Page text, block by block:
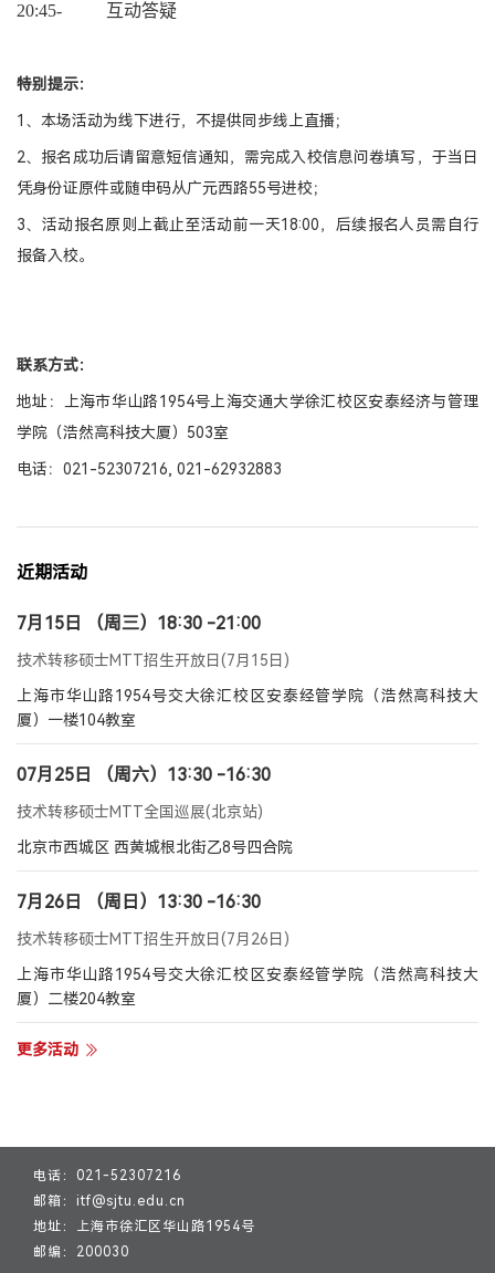
20:45- 互动答疑
特别提示：
1、本场活动为线下进行，不提供同步线上直播；
2、报名成功后请留意短信通知，需完成入校信息问卷填写，于当日
凭身份证原件或随申码从广元西路55号进校；
3、活动报名原则上截止至活动前一天18:00，后续报名人员需自行
报备入校。
联系方式：
地址：上海市华山路1954号上海交通大学徐汇校区安泰经济与管理
学院（浩然高科技大厦）503室
电话：021-52307216, 021-62932883
近期活动
7月15日 （周三）18:30 -21:00
技术转移硕士MTT招生开放日(7月15日)
上海市华山路1954号交大徐汇校区安泰经管学院（浩然高科技大
厦）一楼104教室
07月25日 （周六）13:30 -16:30
技术转移硕士MTT全国巡展(北京站)
北京市西城区 西黄城根北街乙8号四合院
7月26日 （周日）13:30 -16:30
技术转移硕士MTT招生开放日(7月26日)
上海市华山路1954号交大徐汇校区安泰经管学院（浩然高科技大
厦）二楼204教室
更多活动
电话：021-52307216
邮箱：itf@sjtu.edu.cn
地址：上海市徐汇区华山路1954号
邮编：200030